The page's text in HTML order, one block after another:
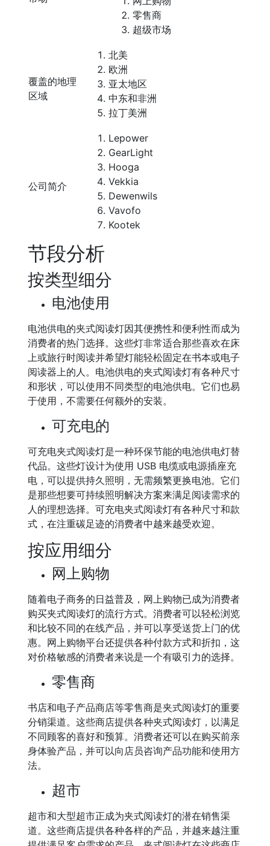
零售商
超级市场
覆盖的地理
区域
北美
欧洲
亚太地区
中东和非洲
拉丁美洲
公司简介
Lepower
GearLight
Hooga
Vekkia
Dewenwils
Vavofo
Kootek
节段分析
按类型细分
电池使用
电池供电的夹式阅读灯因其便携性和便利性而成为
消费者的热门选择。这些灯非常适合那些喜欢在床
上或旅行时阅读并希望灯能轻松固定在书本或电子
阅读器上的人。电池供电的夹式阅读灯有各种尺寸
和形状，可以使用不同类型的电池供电。它们也易
于使用，不需要任何额外的安装。
可充电的
可充电夹式阅读灯是一种环保节能的电池供电灯替
代品。这些灯设计为使用 USB 电缆或电源插座充
电，可以提供持久照明，无需频繁更换电池。它们
是那些想要可持续照明解决方案来满足阅读需求的
人的理想选择。可充电夹式阅读灯有各种尺寸和款
式，在注重碳足迹的消费者中越来越受欢迎。
按应用细分
网上购物
随着电子商务的日益普及，网上购物已成为消费者
购买夹式阅读灯的流行方式。消费者可以轻松浏览
和比较不同的在线产品，并可以享受送货上门的优
惠。网上购物平台还提供各种付款方式和折扣，这
对价格敏感的消费者来说是一个有吸引力的选择。
零售商
书店和电子产品商店等零售商是夹式阅读灯的重要
分销渠道。这些商店提供各种夹式阅读灯，以满足
不同顾客的喜好和预算。消费者还可以在购买前亲
身体验产品，并可以向店员咨询产品功能和使用方
法。
超市
超市和大型超市正成为夹式阅读灯的潜在销售渠
道。这些商店提供各种各样的产品，并越来越注重